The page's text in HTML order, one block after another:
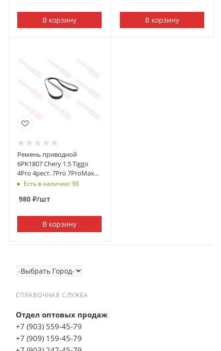
В корзину В корзину
Ремень приводной
6PK1807 Chery 1.5 Tiggo
4Pro 4рест. 7Pro 7ProMax
8Pro Omoda C5 147л/с
Есть в наличии: 90
980 ₽/шт
В корзину
СПРАВОЧНАЯ СЛУЖБА
Отдел оптовых продаж
+7 (903) 559-45-79
+7 (909) 159-45-79